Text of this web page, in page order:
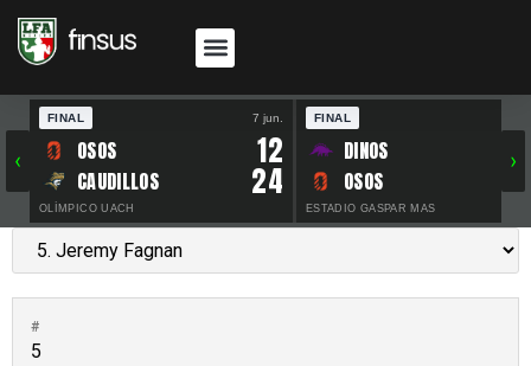
‹
FINAL 7 jun.
OSOS 12
CAUDILLOS 24
OLÍMPICO UACH
FINAL
DINOS
OSOS
ESTADIO GASPAR MAS
›
#
5